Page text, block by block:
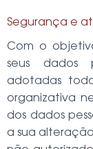
Segurança e
Com o
seus dados
adotadas
organizativa
dos dados
a sua